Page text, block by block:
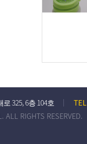
325, 6층 104호 TEL
RIGHTS RESERVED.